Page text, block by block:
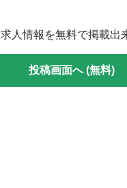
求人情報を無料で掲載出
投稿画面へ (無料)